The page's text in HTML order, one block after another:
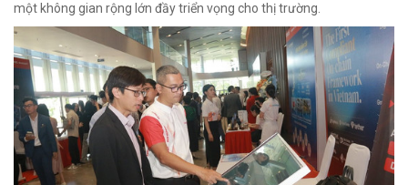
một không gian rộng lớn đầy triển vọng cho thị trường.